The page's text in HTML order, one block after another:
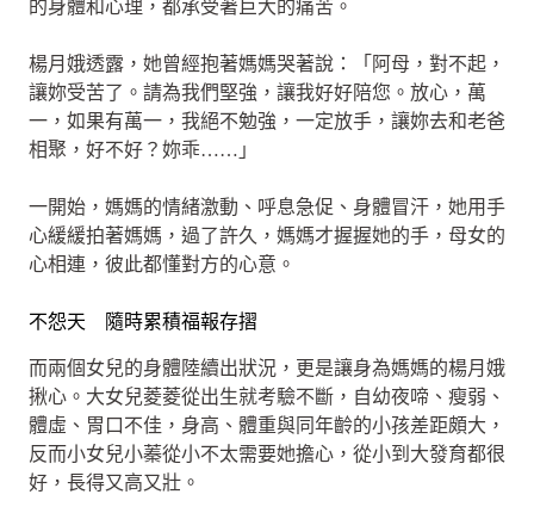
的身體和心理，都承受著巨大的痛苦。
楊月娥透露，她曾經抱著媽媽哭著說：「阿母，對不起，
讓妳受苦了。請為我們堅強，讓我好好陪您。放心，萬
一，如果有萬一，我絕不勉強，一定放手，讓妳去和老爸
相聚，好不好？妳乖……」
一開始，媽媽的情緒激動、呼息急促、身體冒汗，她用手
心緩緩拍著媽媽，過了許久，媽媽才握握她的手，母女的
心相連，彼此都懂對方的心意。
不怨天 隨時累積福報存摺
而兩個女兒的身體陸續出狀況，更是讓身為媽媽的楊月娥
揪心。大女兒菱菱從出生就考驗不斷，自幼夜啼、瘦弱、
體虛、胃口不佳，身高、體重與同年齡的小孩差距頗大，
反而小女兒小蓁從小不太需要她擔心，從小到大發育都很
好，長得又高又壯。